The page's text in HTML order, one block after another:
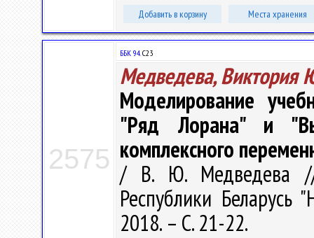
Добавить в корзину Места хранения
2575
ББК 94.С23
Медведева, Виктория
Моделирование
"Ряд Лорана" и
комплексного
/ В. Ю. Медведева //
Республики
2018. – С. 21-22.